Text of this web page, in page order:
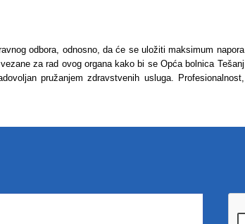
odbora, odnosno, da će se uložiti maksimum napora
za rad ovog organa kako bi se Opća bolnica Tešanj
pružanjem zdravstvenih usluga. Profesionalnost,